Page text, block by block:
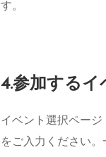
す。
4.参加する
イベント選択ページ
をご入力ください